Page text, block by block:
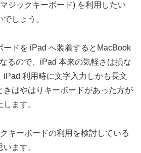
ジックキーボード) を利用したい
しょう。
ードを iPad へ装着するとMacBook
るので、iPad 本来の気軽さは損な
iPad 利用時に文字入力しかも長文
きはやはりキーボードがあった方が
ます。
キーボードの利用を検討している
ます。